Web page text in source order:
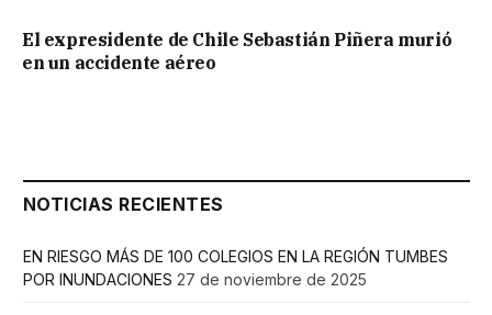
El expresidente de Chile Sebastián Piñera murió
en un accidente aéreo
NOTICIAS RECIENTES
EN RIESGO MÁS DE 100 COLEGIOS EN LA REGIÓN TUMBES
POR INUNDACIONES 27 de noviembre de 2025